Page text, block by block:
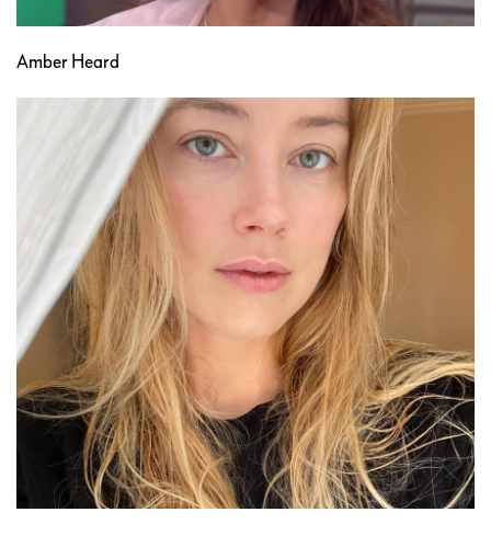
Amber Heard